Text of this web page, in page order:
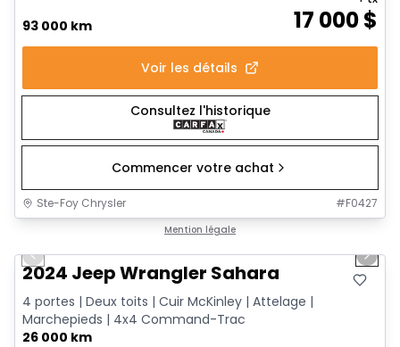
93 000 km 17 000$
Voir les détails
Consultez l'historique
Commencer votre achat
Ste-Foy Chrysler #F0427
Mention légale
Previous slide Next
2024 Jeep Wrangler Sahara
4 portes | Deux toits | Cuir McKinley | Attelage |
Marchepieds | 4x4 Command-Trac
26 000 km